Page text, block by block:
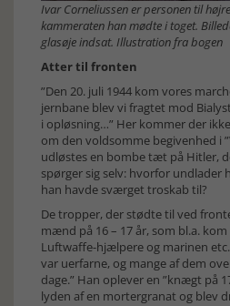
Ivar Corneliussen er personen til
kammeraten han mødte i toget.
glasøje indsat. Illustration fra bogen
Atter til fronten
”Den 20. juli 1944 kom vores
jernbane blev vi fragtet mod
i opløsning…” Her kommer der
om den voldsomme begivenhed i
udløstes en bombe tæt på Hitler,
spørger sig selv: hvorfor undlader
han havde sværget troskab til?
De tropper, der stødte til ved
mænd på 16 – 17 år, som bl.a.
Luftwaffe-hjælpere og marinen
var uerfarne, og mange af dem
dage.” Han oplever en ”knægt på
lyden af en mortergranat og blev